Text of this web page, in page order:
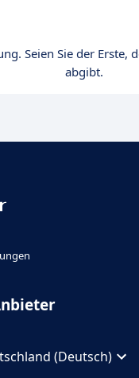
Seien Sie der Erste,
abgibt.
(Deutsch)